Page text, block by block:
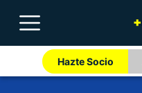
Hazte Socio